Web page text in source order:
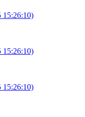
15:26:10)
15:26:10)
15:26:10)